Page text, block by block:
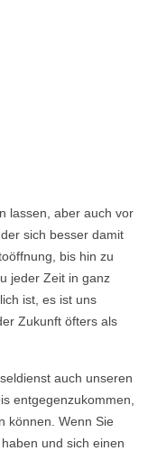
lassen, aber auch vor
sich besser damit
bis hin zu
jeder Zeit in ganz
ist, es ist uns
Zukunft öfters als
auch unseren
entgegenzukommen,
können. Wenn Sie
und sich einen